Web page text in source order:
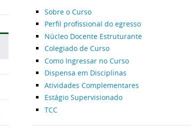
Sobre o Curso
Perfil profissional do egresso
Núcleo Docente Estruturante
Colegiado de Curso
Como Ingressar no Curso
Dispensa em Disciplinas
Atividades Complementares
Estágio Supervisionado
TCC